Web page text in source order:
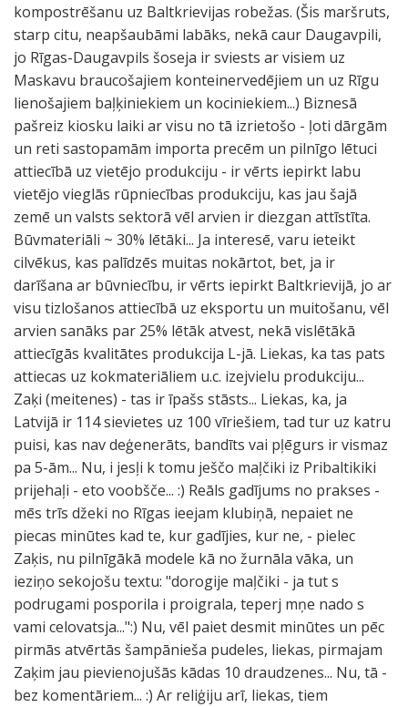
kompostrēšanu uz Baltkrievijas robežas. (Šis maršruts,
starp citu, neapšaubāmi labāks, nekā caur Daugavpili,
jo Rīgas-Daugavpils šoseja ir sviests ar visiem uz
Maskavu braucošajiem konteinervedējiem un uz Rīgu
lienošajiem baļķiniekiem un kociniekiem...) Biznesā
pašreiz kiosku laiki ar visu no tā izrietošo - ļoti dārgām
un reti sastopamām importa precēm un pilnīgo lētuci
attiecībā uz vietējo produkciju - ir vērts iepirkt labu
vietējo vieglās rūpniecības produkciju, kas jau šajā
zemē un valsts sektorā vēl arvien ir diezgan attīstīta.
Būvmateriāli ~ 30% lētāki... Ja interesē, varu ieteikt
cilvēkus, kas palīdzēs muitas nokārtot, bet, ja ir
darīšana ar būvniecību, ir vērts iepirkt Baltkrievijā, jo ar
visu tizlošanos attiecībā uz eksportu un muitošanu, vēl
arvien sanāks par 25% lētāk atvest, nekā vislētākā
attiecīgās kvalitātes produkcija L-jā. Liekas, ka tas pats
attiecas uz kokmateriāliem u.c. izejvielu produkciju...
Zaķi (meitenes) - tas ir īpašs stāsts... Liekas, ka, ja
Latvijā ir 114 sievietes uz 100 vīriešiem, tad tur uz katru
puisi, kas nav deģenerāts, bandīts vai pļēgurs ir vismaz
pa 5-ām... Nu, i jesļi k tomu ješčo maļčiki iz Pribaltikiki
prijehaļi - eto voobšče... :) Reāls gadījums no prakses -
mēs trīs džeki no Rīgas ieejam klubiņā, nepaiet ne
piecas minūtes kad te, kur gadījies, kur ne, - pielec
Zaķis, nu pilnīgākā modele kā no žurnāla vāka, un
ieziņo sekojošu textu: "dorogije maļčiki - ja tut s
podrugami posporila i proigrala, teperj mņe nado s
vami celovatsja...":) Nu, vēl paiet desmit minūtes un pēc
pirmās atvērtās šampānieša pudeles, liekas, pirmajam
Zaķim jau pievienojušās kādas 10 draudzenes... Nu, tā -
bez komentāriem... :) Ar reliģiju arī, liekas, tiem